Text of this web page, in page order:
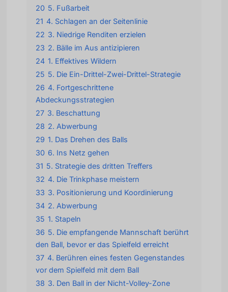
20 5. Fußarbeit
21 4. Schlagen an der Seitenlinie
22 3. Niedrige Renditen erzielen
23 2. Bälle im Aus antizipieren
24 1. Effektives Wildern
25 5. Die Ein-Drittel-Zwei-Drittel-Strategie
26 4. Fortgeschrittene
Abdeckungsstrategien
27 3. Beschattung
28 2. Abwerbung
29 1. Das Drehen des Balls
30 6. Ins Netz gehen
31 5. Strategie des dritten Treffers
32 4. Die Trinkphase meistern
33 3. Positionierung und Koordinierung
34 2. Abwerbung
35 1. Stapeln
36 5. Die empfangende Mannschaft berührt
den Ball, bevor er das Spielfeld erreicht
37 4. Berühren eines festen Gegenstandes
vor dem Spielfeld mit dem Ball
38 3. Den Ball in der Nicht-Volley-Zone